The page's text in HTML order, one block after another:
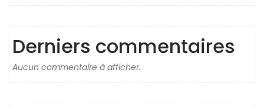
Derniers commentaires
Aucun commentaire à afficher.